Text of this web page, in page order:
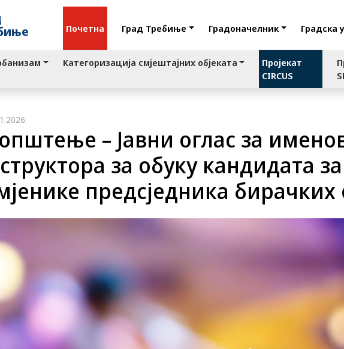
Почетна Град Требиње Градоначелник Градска
Категоризација смјештајних објеката
Пројекат
CIRCUS
– Јавни оглас за
за обуку кандидата
предсједника